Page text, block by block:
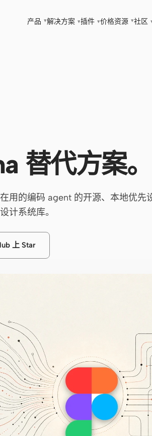
产品 ▾解决方案 ▾插件 ▾价格资源 ▾社区
替代方案。
用的编码 agent 的开源、本地优
计系统库。
上 Star